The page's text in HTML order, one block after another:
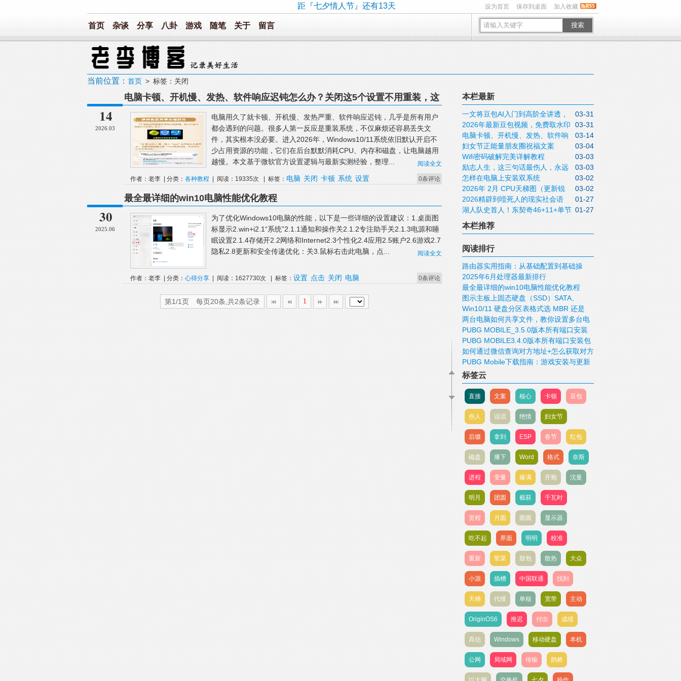
设为首页 保存到桌面 加入收藏
距『七夕情人节』还有13天
搜索
首页 杂谈 分享 八卦 游戏 随笔 关于 留言
当前位置： 首页 > 标签：关闭
14
2026.03
电脑卡顿、开机慢、发热、软件响应迟钝怎么办？关闭这5个设置不用重装，这
些问题全可解决
电脑用久了就卡顿、开机慢、发热严重、软件响应迟钝，几乎是所有用户
都会遇到的问题。很多人第一反应是重装系统，不仅麻烦还容易丢失文
件，其实根本没必要。进入2026年，Windows10/11系统依旧默认开启不
少占用资源的功能，它们在后台默默消耗CPU、内存和磁盘，让电脑越用
越慢。本文基于微软官方设置逻辑与最新实测经验，整理...
阅读全文
0条评论
作者：老李 | 分类： 各种教程 | 阅读：19335次 | 标签： 电脑 关闭 卡顿 系统 设置
30
2025.06
最全最详细的win10电脑性能优化教程
为了优化Windows10电脑的性能，以下是一些详细的设置建议：1.桌面图
标显示2.win+i2.1“系统”2.1.1通知和操作关2.1.2专注助手关2.1.3电源和睡
眠设置2.1.4存储开2.2网络和Internet2.3个性化2.4应用2.5账户2.6游戏2.7
隐私2.8更新和安全传递优化：关3.鼠标右击此电脑，点...
阅读全文
0条评论
作者：老李 | 分类： 心得分享 | 阅读：1627730次 | 标签： 设置 点击 关闭 电脑
第1/1页 每页20条,共2条记录
1
本栏最新
03-31
一文将豆包AI入门到高阶全讲透，
收藏待用
03-31
2026年最新豆包视频，免费取水印
方法实操指南
03-14
电脑卡顿、开机慢、发热、软件响
应迟钝怎么办？关闭这5个设置不用重装，
这些问题全可解决
03-04
妇女节正能量朋友圈祝福文案
2026三月八日女神节说说带非常漂亮的女
神节图片
03-03
Wifi密码破解完美详解教程
03-03
励志人生，这三句话最伤人，永远
不要说！
03-02
怎样在电脑上安装双系统
03-02
2026年 2月 CPU天梯图（更新锐
龙9 9950X3D）
01-27
2026精辟到噎死人的现实社会语
录，句句道尽人性
01-27
湖人队史首人！东契奇46+11+单节
20分拒逆转
本栏推荐
阅读排行
路由器实用指南：从基础配置到基础操
作！
2025年6月处理器最新排行
最全最详细的win10电脑性能优化教程
图示主板上固态硬盘（SSD）SATA、
mSATA、M.2、PCIE接口
Win10/11 硬盘分区表格式选 MBR 还是
GUID/GPT 好？
两台电脑如何共享文件，教你设置多台电
脑共享文件
PUBG MOBILE_3.5.0版本所有端口安装
包下载
PUBG MOBILE3.4.0版本所有端口安装包
下载
如何通过微信查询对方地址+怎么获取对方
IP，查询对方的位置
PUBG Mobile下载指南：游戏安装与更新
标签云
直接 文案 核心 卡顿 豆包
伤人 说话 绝情 妇女节
后缀 拿到 ESP 春节 红包
磁盘 播下 Word 格式 奈斯
进程 变量 爆满 开炮 沈曼
明月 团圆 截获 千瓦时
里程 月圆 圆圆 显示器
吃不起 界面 明明 校准
重新 荤菜 鼓包 散热 大众
小源 插槽 中国联通 找到
天梯 代维 单核 宽带 主动
OriginOS6 推迟 付出 成绩
高估 Windows 移动硬盘 本机
公网 局域网 传输 鹊桥